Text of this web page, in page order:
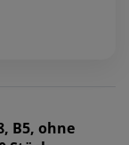
B5, ohne